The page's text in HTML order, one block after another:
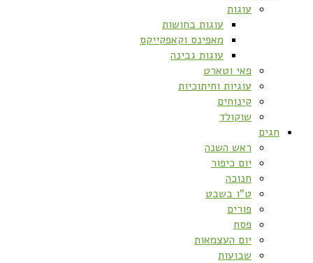
עוגות
עוגות בחושות
מאפינס וקאפקייקס
עוגות גבינה
פאי וטארט
עוגיות וחיתוכיות
קינוחים
שוקולד
חגים
ראש השנה
יום כיפור
חנוכה
ט”ו בשבט
פורים
פסח
יום העצמאות
שבועות